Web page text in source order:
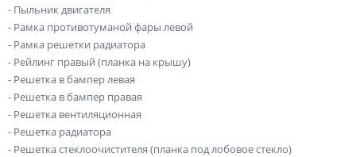
- Пыльник двигателя
- Рамка противотуманой фары левой
- Рамка решетки радиатора
- Рейлинг правый (планка на крышу)
- Решетка в бампер левая
- Решетка в бампер правая
- Решетка вентиляционная
- Решетка радиатора
- Решетка стеклоочистителя (планка под лобовое стекло)